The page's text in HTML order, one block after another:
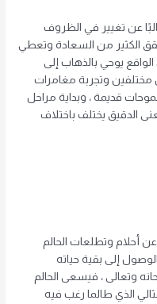
عن تغيير في الظروف
الكثير من السعادة وتعطي
يوحي بالذهاب إلى
وتجربة مغامرات
قديمة ، وبداية مراحل
الدقيق يختلف باختلاف
أحلام وتطلعات الحالم
إلى بقية حياته
وتعالى ، فيسعى الحالم
الذي طالما رغب فيه